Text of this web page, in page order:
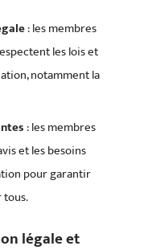
: les membres
les lois et
notamment la
: les membres
et les besoins
pour garantir
tous.
légale et